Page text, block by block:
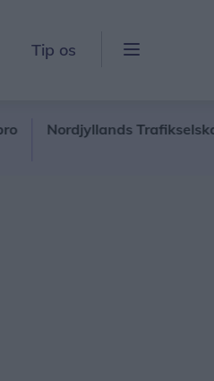
Tip os
Nordjyllands Trafikselskab